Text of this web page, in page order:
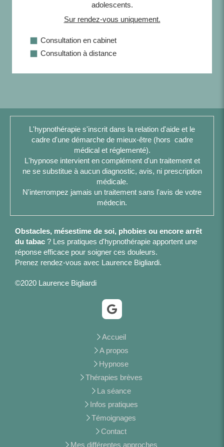
adolescents.
Sur rendez-vous uniquement.
Consultation en cabinet
Consultation à distance
L'hypnothérapie s'inscrit dans la relation d'aide et le
cadre d'une démarche de mieux-être (hors cadre
médical et réglementé).
L'hypnose intervient en complément d'un traitement et
ne se substitue à aucun diagnostic, avis, ni prescription
médicale.
N'interrompez jamais un traitement sans l'avis de votre
médecin.
Obstacles, mésestime de soi, phobies ou encore arrêt
du tabac ? Les pratiques d'hypnothérapie apportent une
réponse efficace pour soigner ces douleurs.
Prenez rendez-vous avec Laurence Bigliardi.
©2020 Laurence Bigliardi
Accueil
A propos
Hypnose
Thérapies brèves
La séance
Infos pratiques
Témoignages
Contact
Mes différentes approches